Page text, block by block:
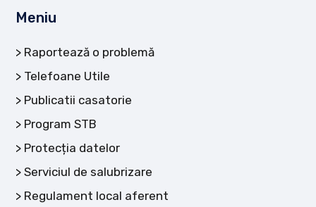
Meniu
Raportează o problemă
Telefoane Utile
Publicatii casatorie
Program STB
Protecția datelor
Serviciul de salubrizare
Regulament local aferent